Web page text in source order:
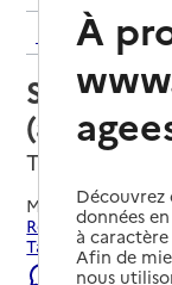
Retour aux
Service
(aide) –
Tassin-la-
Mis à jour le02/
Rechercher les
Tassin-la-Demi-
Signaler une
À
Découvrez
données
à
Afin de
nous